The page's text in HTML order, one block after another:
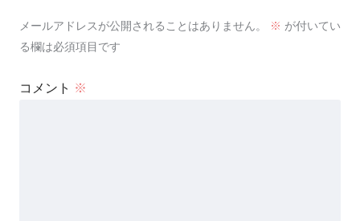
メールアドレスが公開されることはありません。 ※ が付いてい
る欄は必須項目です
コメント ※